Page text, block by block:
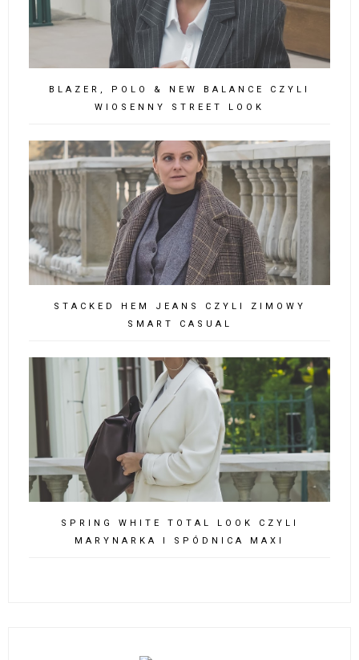
BLAZER, POLO & NEW BALANCE CZYLI
WIOSENNY STREET LOOK
STACKED HEM JEANS CZYLI ZIMOWY
SMART CASUAL
SPRING WHITE TOTAL LOOK CZYLI
MARYNARKA I SPÓDNICA MAXI